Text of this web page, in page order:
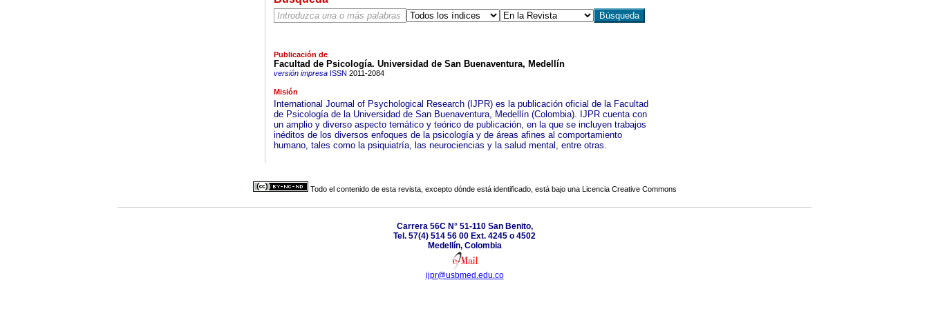
Publicación de
Facultad de Psicología. Universidad de San Buenaventura, Medellín
versión impresaISSN 2011-2084
Misión
International Journal of Psychological Research (IJPR) es la publicación oficial de la Facultad
de Psicología de la Universidad de San Buenaventura, Medellín (Colombia). IJPR cuenta con
un amplio y diverso aspecto temático y teórico de publicación, en la que se incluyen trabajos
inéditos de los diversos enfoques de la psicología y de áreas afines al comportamiento
humano, tales como la psiquiatría, las neurociencias y la salud mental, entre otras.
Todo el contenido de esta revista, excepto dónde está identificado, está bajo una Licencia Creative Commons
Carrera 56C N° 51-110 San Benito,
Tel. 57(4) 514 56 00 Ext. 4245 o 4502
Medellín, Colombia
ijpr@usbmed.edu.co